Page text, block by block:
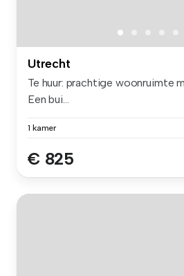
Utrecht
Te huur: prachtige woonruimte
Een bui...
1 kamer
€ 825